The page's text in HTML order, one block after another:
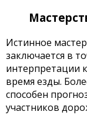
Истинное
заключается в
интерпретации
время езды.
способен
участников